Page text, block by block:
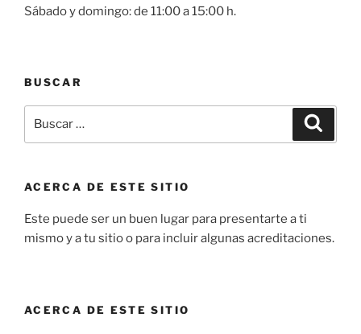
Sábado y domingo: de 11:00 a 15:00 h.
BUSCAR
por:
ACERCA DE ESTE SITIO
Este puede ser un buen lugar para presentarte a ti
mismo y a tu sitio o para incluir algunas acreditaciones.
ACERCA DE ESTE SITIO